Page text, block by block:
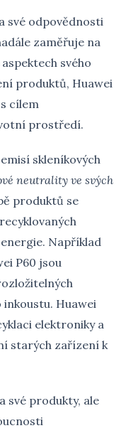
své odpovědnosti
zaměřuje na
svého
produktů, Huawei
cílem
prostředí.
skleníkových
neutrality ve svých
produktů se
Například
P60 jsou
Huawei
elektroniky a
starých zařízení k
své produkty, ale